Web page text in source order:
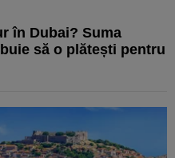
în Dubai? Suma
să o plătești pentru